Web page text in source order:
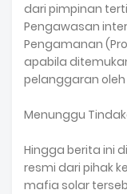
dari pimpinan
Pengawasan
Pengamanan
apabila
pelanggaran
Menunggu
Hingga berita ini
resmi dari pihak
mafia solar